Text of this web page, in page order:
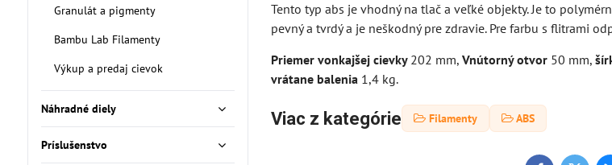
Tento typ abs je vhodný na tlač a veľké objekty. Je to
pevný a tvrdý a je neškodný pre zdravie. Pre farbu s flitrami
Priemer vonkajšej cievky 202 mm,Vnútorný otvor 50 mm,
vrátane balenia 1,4 kg.
Viac z kategórie Filamenty ABS
Granulát a pigmenty
Bambu Lab Filamenty
Výkup a predaj cievok
Náhradné diely
Príslušenstvo